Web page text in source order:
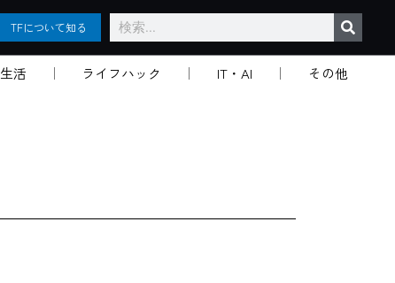
TFについて知る
検
索
生活 ライフハック IT・AI
その他